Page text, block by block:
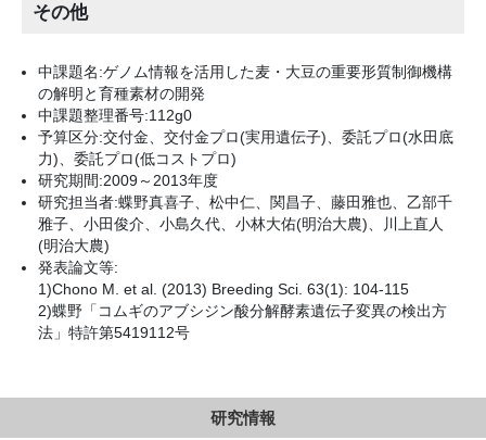
その他
中課題名:ゲノム情報を活用した麦・大豆の重要形質制御機構
の解明と育種素材の開発
中課題整理番号:112g0
予算区分:交付金、交付金プロ(実用遺伝子)、委託プロ(水田底
力)、委託プロ(低コストプロ)
研究期間:2009～2013年度
研究担当者:蝶野真喜子、松中仁、関昌子、藤田雅也、乙部千
雅子、小田俊介、小島久代、小林大佑(明治大農)、川上直人
(明治大農)
発表論文等:
1)Chono M. et al. (2013) Breeding Sci. 63(1): 104-115
2)蝶野「コムギのアブシジン酸分解酵素遺伝子変異の検出方
法」特許第5419112号
研究情報